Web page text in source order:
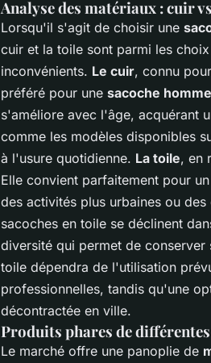
Analyse des matériaux : cuir
Lorsqu'il s'agit de choisir une
cuir et la toile sont parmi les
inconvénients. Le cuir, connu
préféré pour une sacoche
s'améliore avec l'âge, acquérant
comme les modèles disponibles
à l'usure quotidienne. La toile, en
Elle convient parfaitement pour un
des activités plus urbaines ou
sacoches en toile se déclinent
diversité qui permet de conserver
toile dépendra de l'utilisation
professionnelles, tandis qu'une
décontractée en ville.
Produits phares de
Le marché offre une panoplie de